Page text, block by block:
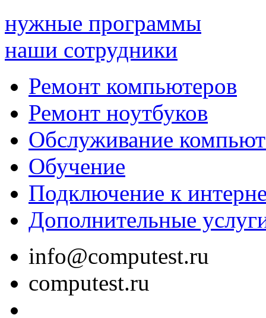
нужные программы
наши сотрудники
Ремонт компьютеров
Ремонт ноутбуков
Обслуживание
Обучение
Подключение к
Дополнительные
info@computest.ru
computest.ru